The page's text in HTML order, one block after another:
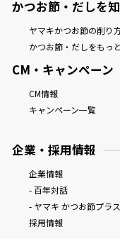
かつお節・だしを
ヤマキかつお節の削り
かつお節・だしをもっ
CM・キャンペーン
CM情報
キャンペーン一覧
企業・採用情報
企業情報
- 百年対話
- ヤマキ かつお節プラ
採用情報